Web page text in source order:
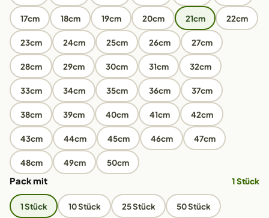
17cm 18cm 19cm 20cm 21cm 22cm
23cm 24cm 25cm 26cm 27cm
28cm 29cm 30cm 31cm 32cm
33cm 34cm 35cm 36cm 37cm
38cm 39cm 40cm 41cm 42cm
43cm 44cm 45cm 46cm 47cm
48cm 49cm 50cm
Pack mit 1 Stück
1 Stück 10 Stück 25 Stück 50 Stück